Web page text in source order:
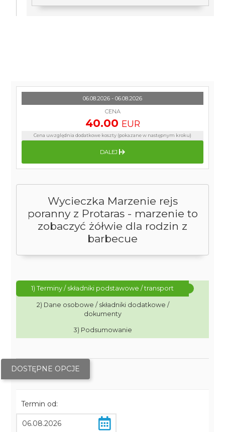
Wycieczka Marzenie rejs
poranny z Protaras - marzenie to
zobaczyć żółwie dla rodzin z
barbecue
1) Terminy / składniki podstawowe / transport
2) Dane osobowe / składniki dodatkowe /
dokumenty
3) Podsumowanie
DOSTĘPNE OPCJE
Termin od:
06.08.2026 - 06.08.2026
CENA
40.00 EUR
Cena uwzględnia dodatkowe koszty (pokazane w następnym kroku)
DALEJ